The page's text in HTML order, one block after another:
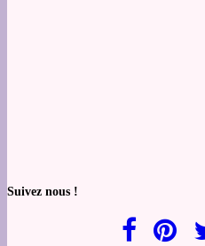
Suivez nous !